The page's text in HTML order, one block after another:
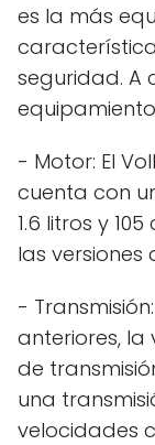
es la más
seguridad. A
- Motor: El
cuenta con
1.6 litros y
las versiones
-
anteriores, la
de
una
velocidades